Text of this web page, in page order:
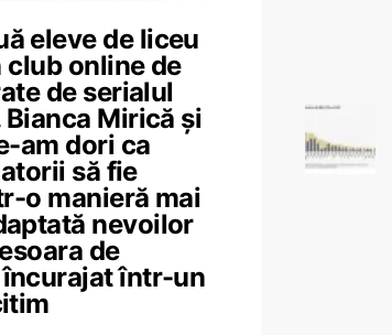
eleve de liceu
online de
de serialul
Mirică și
am dori ca
să fie
o manieră mai
nevoilor
de
încurajat într-un